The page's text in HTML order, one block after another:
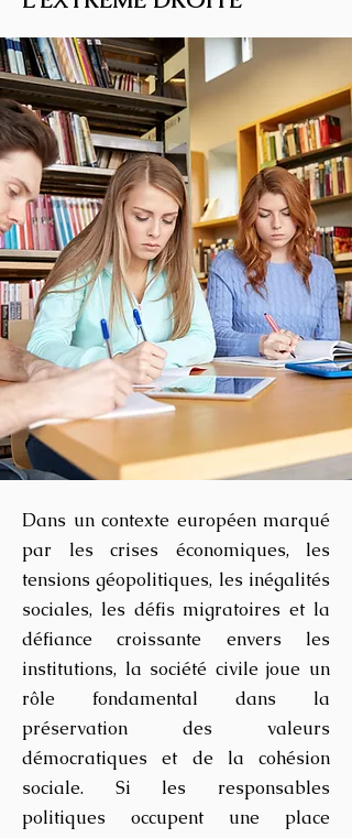
Dans un contexte européen marqué
par les crises économiques, les
tensions géopolitiques, les inégalités
sociales, les défis migratoires et la
défiance croissante envers les
institutions, la société civile joue un
rôle fondamental dans la
préservation des valeurs
démocratiques et de la cohésion
sociale. Si les responsables
politiques occupent une place